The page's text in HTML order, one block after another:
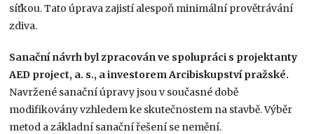
síťkou. Tato úprava zajistí alespoň minimální provětrávání
zdiva.
Sanační návrh byl zpracován ve spolupráci s projektanty
AED project, a. s., a investorem Arcibiskupství pražské.
Navržené sanační úpravy jsou v současné době
modifikovány vzhledem ke skutečnostem na stavbě. Výběr
metod a základní sanační řešení se nemění.